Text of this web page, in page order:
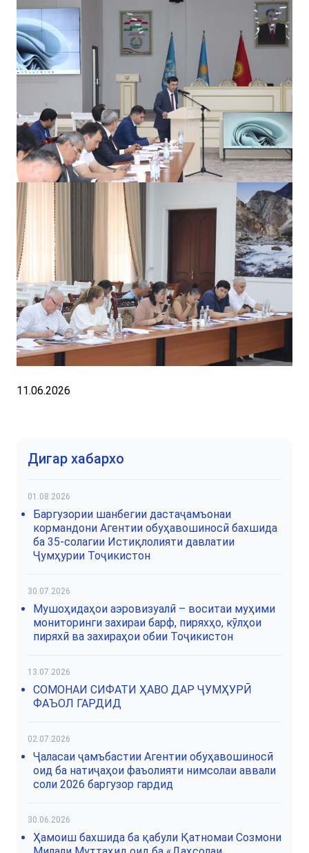
11.06.2026
Дигар хабархо
01.08.2026
Баргузории шанбегии дастаҷамъонаи
кормандони Агентии обуҳавошиносӣ бахшида
ба 35-солагии Истиқлолияти давлатии
Ҷумҳурии Тоҷикистон
30.07.2026
Мушоҳидаҳои аэровизуалӣ – воситаи муҳими
мониторинги захираи барф, пиряхҳо, кӯлҳои
пиряхӣ ва захираҳои обии Тоҷикистон
13.07.2026
СОМОНАИ СИФАТИ ҲАВО ДАР ҶУМҲУРӢ
ФАЪОЛ ГАРДИД
02.07.2026
Ҷаласаи ҷамъбастии Агентии обуҳавошиносӣ
оид ба натиҷаҳои фаъолияти нимсолаи аввали
соли 2026 баргузор гардид
30.06.2026
Ҳамоиш бахшида ба қабули Қатномаи Созмони